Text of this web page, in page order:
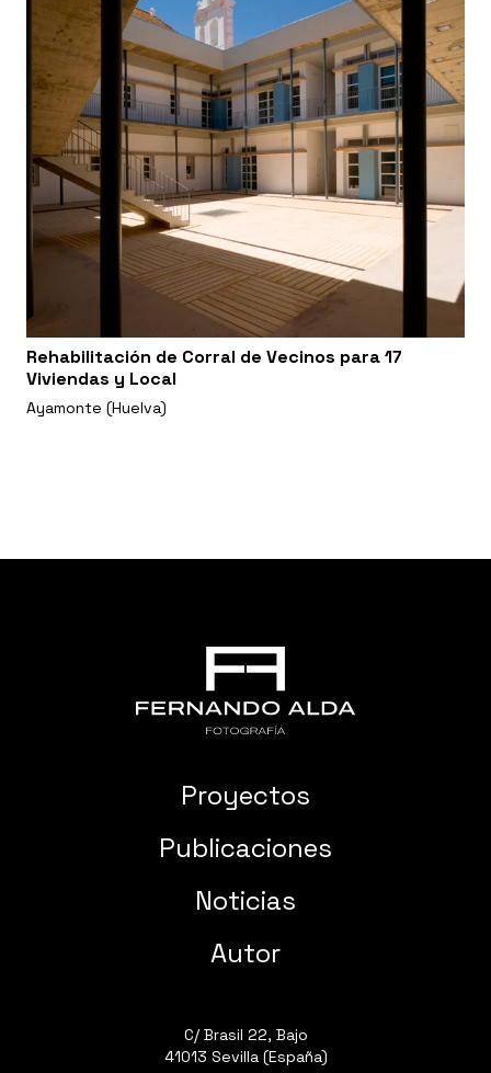
Rehabilitación de Corral de Vecinos para 17
Viviendas y Local
Ayamonte (Huelva)
Proyectos
Publicaciones
Noticias
Autor
C/ Brasil 22, Bajo
41013 Sevilla (España)